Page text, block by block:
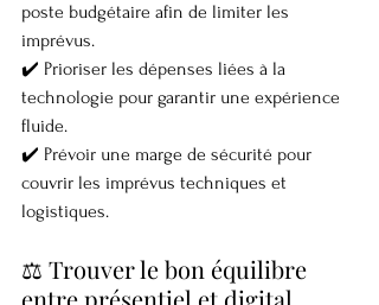
poste budgétaire afin de limiter les
imprévus.
✔️ Prioriser les dépenses liées à la
technologie pour garantir une expérience
fluide.
✔️ Prévoir une marge de sécurité pour
couvrir les imprévus techniques et
logistiques.
⚖️ Trouver le bon équilibre